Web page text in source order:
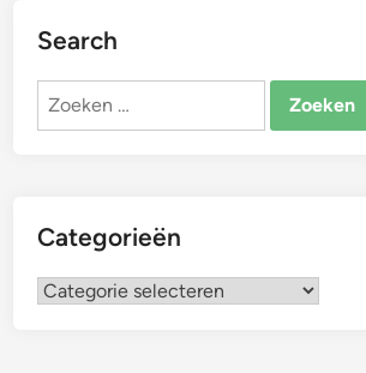
Search
Zoeken
Categorieën
Categorieën